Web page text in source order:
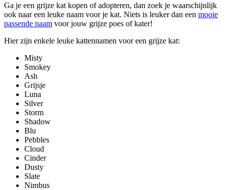
Ga je een grijze kat kopen of adopteren, dan zoek je waarschijnlijk
ook naar een leuke naam voor je kat. Niets is leuker dan een mooie
passende naam voor jouw grijze poes of kater!
Hier zijn enkele leuke kattennamen voor een grijze kat:
Misty
Smokey
Ash
Grijsje
Luna
Silver
Storm
Shadow
Blu
Pebbles
Cloud
Cinder
Dusty
Slate
Nimbus